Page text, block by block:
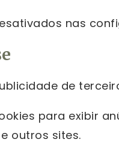
nas
de
para exibir
outros sites.